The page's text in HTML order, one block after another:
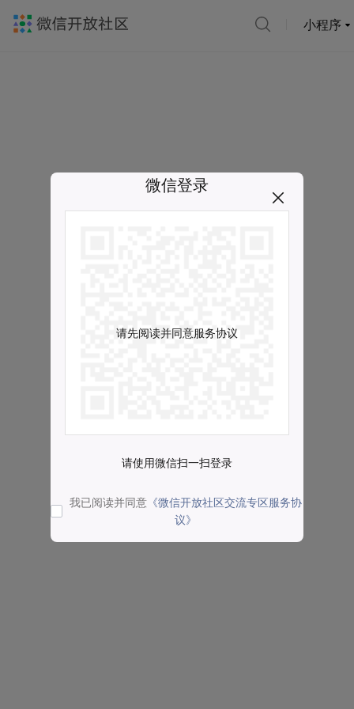
小程序
微信登录
请先阅读并同意服务协议
请使用微信扫一扫登录
我已阅读并同意 《微信开放社区交流专区服务协
议》